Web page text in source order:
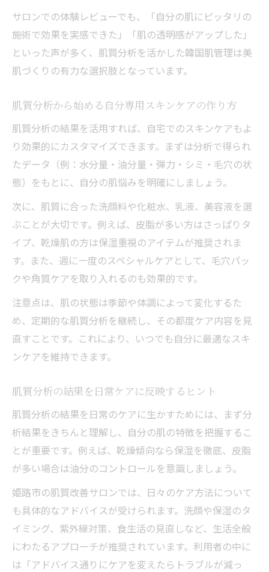
サロンでの体験レビューでも、「自分の肌にピッタリの
施術で効果を実感できた」「肌の透明感がアップした」
といった声が多く、肌質分析を活かした韓国肌管理は美
肌づくりの有力な選択肢となっています。
肌質分析から始める自分専用スキンケアの作り方
肌質分析の結果を活用すれば、自宅でのスキンケアもよ
り効果的にカスタマイズできます。まずは分析で得られ
たデータ（例：水分量・油分量・弾力・シミ・毛穴の状
態）をもとに、自分の肌悩みを明確にしましょう。
次に、肌質に合った洗顔料や化粧水、乳液、美容液を選
ぶことが大切です。例えば、皮脂が多い方はさっぱりタ
イプ、乾燥肌の方は保湿重視のアイテムが推奨されま
す。また、週に一度のスペシャルケアとして、毛穴パッ
クや角質ケアを取り入れるのも効果的です。
注意点は、肌の状態は季節や体調によって変化するた
め、定期的な肌質分析を継続し、その都度ケア内容を見
直すことです。これにより、いつでも自分に最適なスキ
ンケアを維持できます。
肌質分析の結果を日常ケアに反映するヒント
肌質分析の結果を日常のケアに生かすためには、まず分
析結果をきちんと理解し、自分の肌の特徴を把握するこ
とが重要です。例えば、乾燥傾向なら保湿を徹底、皮脂
が多い場合は油分のコントロールを意識しましょう。
姫路市の肌質改善サロンでは、日々のケア方法について
も具体的なアドバイスが受けられます。洗顔や保湿のタ
イミング、紫外線対策、食生活の見直しなど、生活全般
にわたるアプローチが推奨されています。利用者の中に
は「アドバイス通りにケアを変えたらトラブルが減っ